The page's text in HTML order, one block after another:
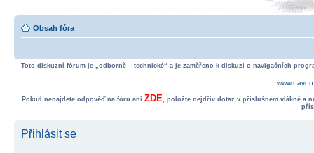
Obsah fóra
Toto diskuzní fórum je „odborně – technické“ a je zaměřeno k diskuzi o navigačních
Pokud nenajdete odpověď na fóru ani ZDE, položte nejdřív dotaz v příslušném vlákně a
Přihlásit se